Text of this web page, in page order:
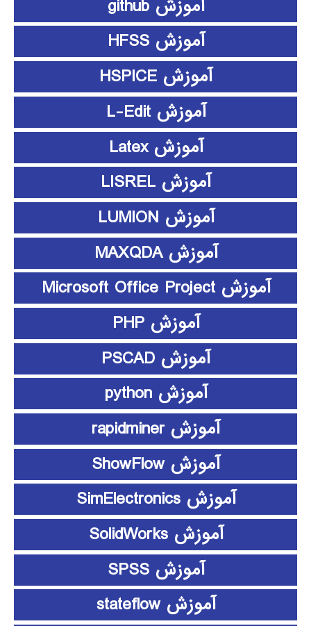
آموزش github
آموزش HFSS
آموزش HSPICE
آموزش L-Edit
آموزش Latex
آموزش LISREL
آموزش LUMION
آموزش MAXQDA
آموزش Microsoft Office Project
آموزش PHP
آموزش PSCAD
آموزش python
آموزش rapidminer
آموزش ShowFlow
آموزش SimElectronics
آموزش SolidWorks
آموزش SPSS
آموزش stateflow